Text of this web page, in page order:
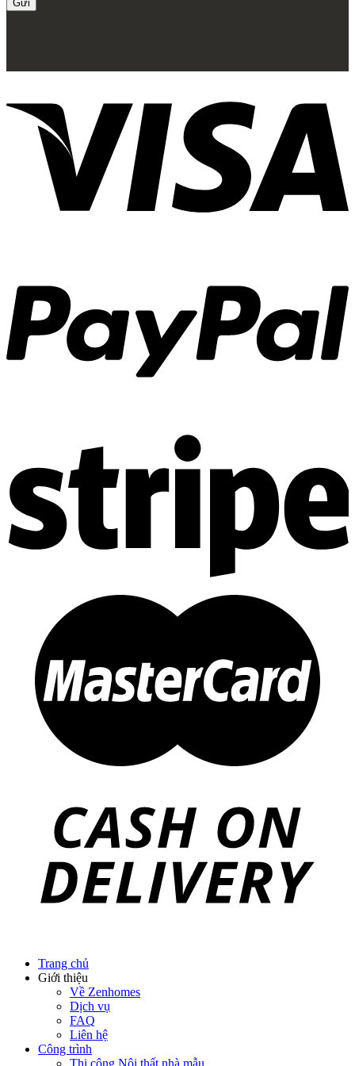
Trang chủ
Giới thiệu
Về Zenhomes
Dịch vụ
FAQ
Liên hệ
Công trình